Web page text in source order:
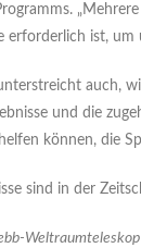
erforderlich ist, um
auch,
und die
können, die
sind in der